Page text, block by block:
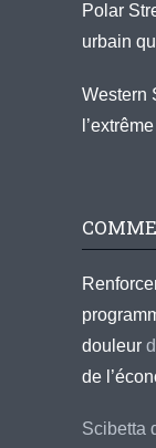
Polar
urbain
Western
douleur
de
Scibetta